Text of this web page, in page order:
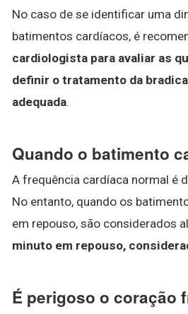
No caso de se identificar uma
batimentos cardíacos, é
cardiologista para avaliar as
definir o tratamento da
adequada.
Quando o batimento
A frequência cardíaca normal é
No entanto, quando os
em repouso, são considerados
minuto em repouso,
É perigoso o coração